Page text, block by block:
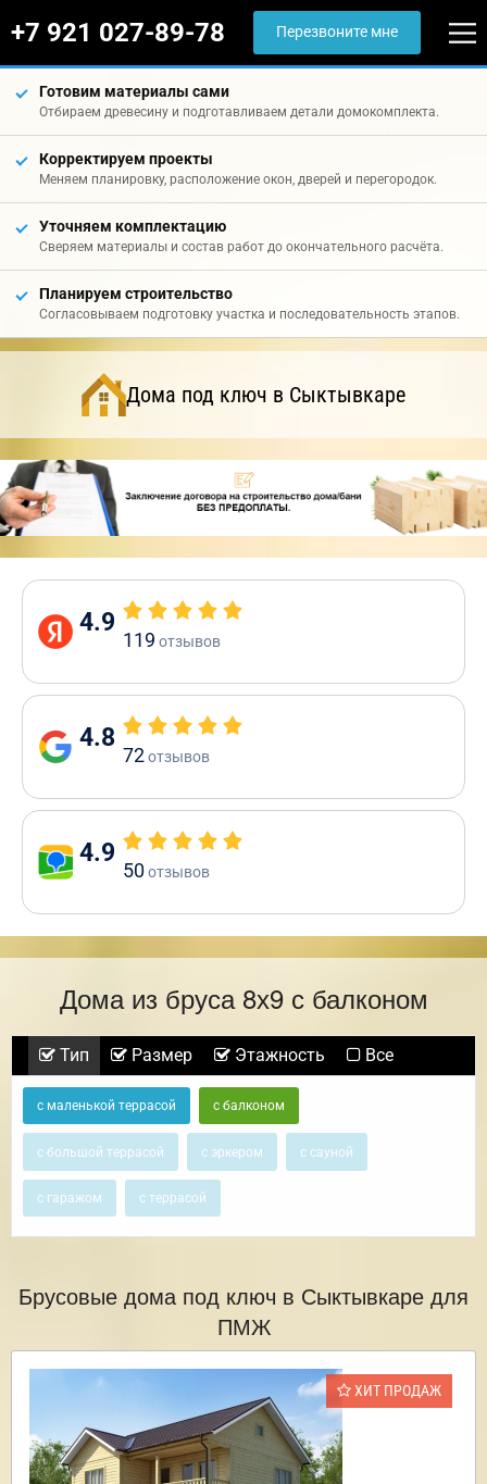
+7 921 027-89-78 Перезвоните мне
Готовим материалы сами
Отбираем древесину и подготавливаем детали домокомплекта.
Корректируем проекты
Меняем планировку, расположение окон, дверей и перегородок.
Уточняем комплектацию
Сверяем материалы и состав работ до окончательного расчёта.
Планируем строительство
Согласовываем подготовку участка и последовательность этапов.
Дома под ключ в Сыктывкаре
4.9
119 отзывов
4.8
72отзывов
4.9
50отзывов
Дома из бруса 8х9 с балконом
Тип Размер Этажность Все
с маленькой террасой с балконом
с большой террасой с эркером с сауной
с гаражом с террасой
Брусовые дома под ключ в Сыктывкаре для
ПМЖ
ХИТ ПРОДАЖ